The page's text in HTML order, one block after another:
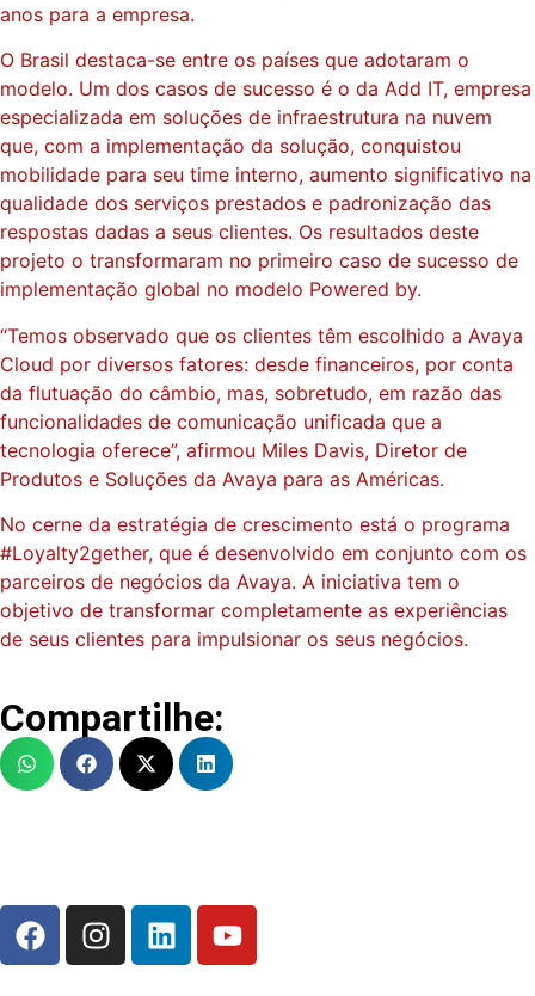
anos para a empresa.
O Brasil destaca-se entre os países que adotaram o
modelo. Um dos casos de sucesso é o da Add IT, empresa
especializada em soluções de infraestrutura na nuvem
que, com a implementação da solução, conquistou
mobilidade para seu time interno, aumento significativo na
qualidade dos serviços prestados e padronização das
respostas dadas a seus clientes. Os resultados deste
projeto o transformaram no primeiro caso de sucesso de
implementação global no modelo Powered by.
“Temos observado que os clientes têm escolhido a Avaya
Cloud por diversos fatores: desde financeiros, por conta
da flutuação do câmbio, mas, sobretudo, em razão das
funcionalidades de comunicação unificada que a
tecnologia oferece”, afirmou Miles Davis, Diretor de
Produtos e Soluções da Avaya para as Américas.
No cerne da estratégia de crescimento está o programa
#Loyalty2gether, que é desenvolvido em conjunto com os
parceiros de negócios da Avaya. A iniciativa tem o
objetivo de transformar completamente as experiências
de seus clientes para impulsionar os seus negócios.
Compartilhe: